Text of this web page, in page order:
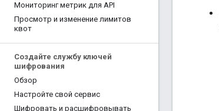
Мониторинг метрик для API
Просмотр и изменение лимитов
квот
Создайте службу ключей
шифрования
Обзор
Настройте свой сервис
Шифровать и расшифровывать